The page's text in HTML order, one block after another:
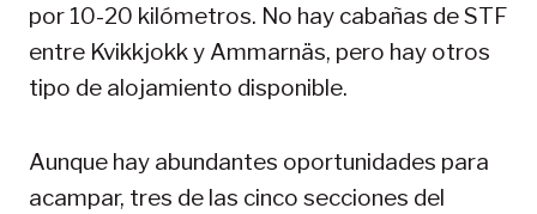
por 10-20 kilómetros. No hay cabañas de STF
entre Kvikkjokk y Ammarnäs, pero hay otros
tipo de alojamiento disponible.
Aunque hay abundantes oportunidades para
acampar, tres de las cinco secciones del